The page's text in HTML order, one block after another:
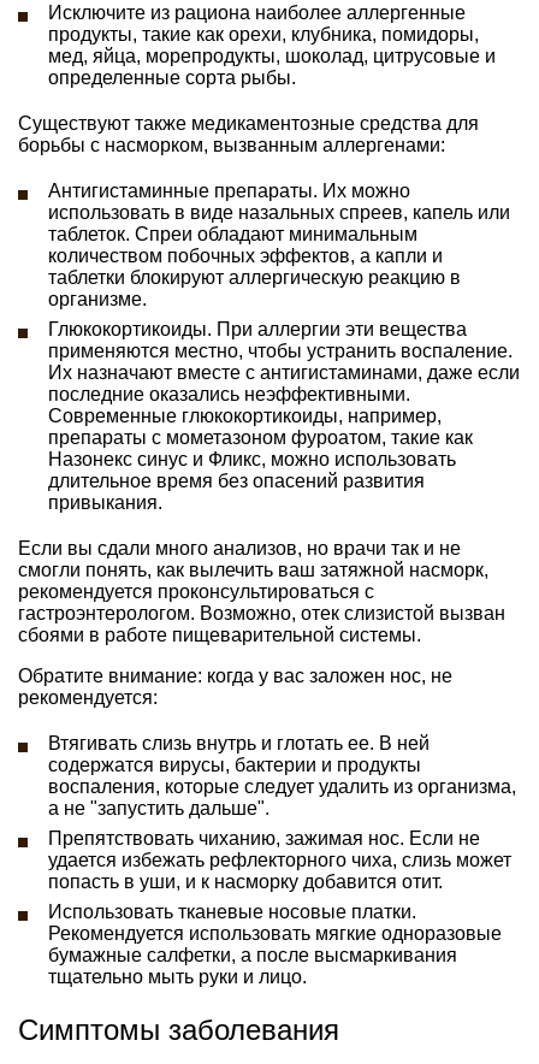
Исключите из рациона наиболее аллергенные
продукты, такие как орехи, клубника, помидоры,
мед, яйца, морепродукты, шоколад, цитрусовые и
определенные сорта рыбы.
Существуют также медикаментозные средства для
борьбы с насморком, вызванным аллергенами:
Антигистаминные препараты. Их можно
использовать в виде назальных спреев, капель или
таблеток. Спреи обладают минимальным
количеством побочных эффектов, а капли и
таблетки блокируют аллергическую реакцию в
организме.
Глюкокортикоиды. При аллергии эти вещества
применяются местно, чтобы устранить воспаление.
Их назначают вместе с антигистаминами, даже если
последние оказались неэффективными.
Современные глюкокортикоиды, например,
препараты с мометазоном фуроатом, такие как
Назонекс синус и Фликс, можно использовать
длительное время без опасений развития
привыкания.
Если вы сдали много анализов, но врачи так и не
смогли понять, как вылечить ваш затяжной насморк,
рекомендуется проконсультироваться с
гастроэнтерологом. Возможно, отек слизистой вызван
сбоями в работе пищеварительной системы.
Обратите внимание: когда у вас заложен нос, не
рекомендуется:
Втягивать слизь внутрь и глотать ее. В ней
содержатся вирусы, бактерии и продукты
воспаления, которые следует удалить из организма,
а не "запустить дальше".
Препятствовать чиханию, зажимая нос. Если не
удается избежать рефлекторного чиха, слизь может
попасть в уши, и к насморку добавится отит.
Использовать тканевые носовые платки.
Рекомендуется использовать мягкие одноразовые
бумажные салфетки, а после высмаркивания
тщательно мыть руки и лицо.
Симптомы заболевания